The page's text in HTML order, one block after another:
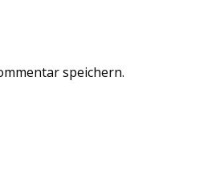
speichern.